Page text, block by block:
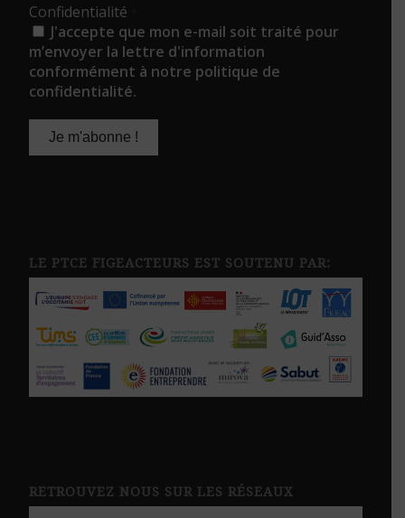
Confidentialité
J'accepte que mon e-mail soit traité pour
m’envoyer la lettre d'information
conformément à notre politique de
confidentialité.
LE PTCE FIGEACTEURS EST SOUTENU PAR:
RETROUVEZ NOUS SUR LES RÉSEAUX